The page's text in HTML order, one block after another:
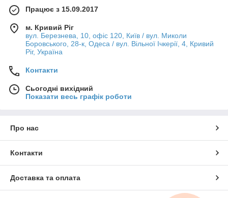
Працює з 15.09.2017
м. Кривий Ріг
вул. Березнева, 10, офіс 120, Київ / вул. Миколи
Боровського, 28-к, Одеса / вул. Вільної Ічкерії, 4, Кривий
Ріг, Україна
Контакти
Сьогодні вихідний
Показати весь графік роботи
Про нас
Контакти
Доставка та оплата